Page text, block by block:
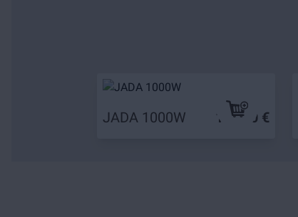
JADA 1000W 169,90 €